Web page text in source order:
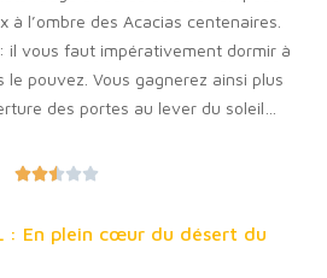
à l’ombre des Acacias centenaires.
: il vous faut impérativement dormir à
le pouvez. Vous gagnerez ainsi plus
des portes au lever du soleil…

: En plein cœur du désert du